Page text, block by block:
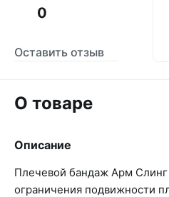
0
Оставить отзыв
О товаре
Описание
Плечевой бандаж Арм Слинг
ограничения подвижности